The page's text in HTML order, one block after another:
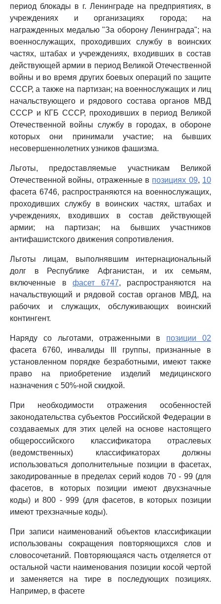
период блокады в г. Ленинграде на предприятиях, в
учреждениях и организациях города; на
награжденных медалью "За оборону Ленинграда"; на
военнослужащих, проходивших службу в воинских
частях, штабах и учреждениях, входивших в состав
действующей армии в период Великой Отечественной
войны и во время других боевых операций по защите
СССР, а также на партизан; на военнослужащих и лиц
начальствующего и рядового состава органов МВД
СССР и КГБ СССР, проходивших в период Великой
Отечественной войны службу в городах, в обороне
которых они принимали участие; на бывших
несовершеннолетних узников фашизма.
Льготы, предоставляемые участникам Великой
Отечественной войны, отраженные в позициях 09, 10
фасета 6746, распространяются на военнослужащих,
проходивших службу в воинских частях, штабах и
учреждениях, входивших в состав действующей
армии; на партизан; на бывших участников
антифашистского движения сопротивления.
Льготы лицам, выполнявшим интернациональный
долг в Республике Афганистан, и их семьям,
включенные вфасет 6747, распространяются на
начальствующий и рядовой состав органов МВД, на
рабочих и служащих, обслуживающих воинский
контингент.
Наряду со льготами, отраженными в позиции 02
фасета 6760, инвалиды III группы, признанные в
установленном порядке безработными, имеют также
право на приобретение изделий медицинского
назначения с 50%-ной скидкой.
При необходимости отражения особенностей
законодательства субъектов Российской Федерации в
создаваемых для этих целей на основе настоящего
общероссийского классификатора отраслевых
(ведомственных) классификаторах должны
использоваться дополнительные позиции в фасетах,
закодированные в пределах серий кодов 70 - 99 (для
фасетов, в которых позиции имеют двухзначные
коды) и 800 - 999 (для фасетов, в которых позиции
имеют трехзначные коды).
При записи наименований объектов классификации
использованы сокращения повторяющихся слов и
словосочетаний. Повторяющаяся часть отделяется от
остальной части наименования позиции косой чертой
и заменяется на тире в последующих позициях.
Например, в фасете